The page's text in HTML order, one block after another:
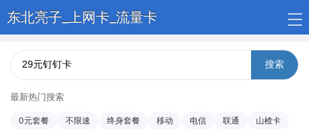
东北亮子_上网卡_流量卡
搜索
最新热门搜索
0元套餐 不限速 终身套餐 移动 电信 联通
山楂卡